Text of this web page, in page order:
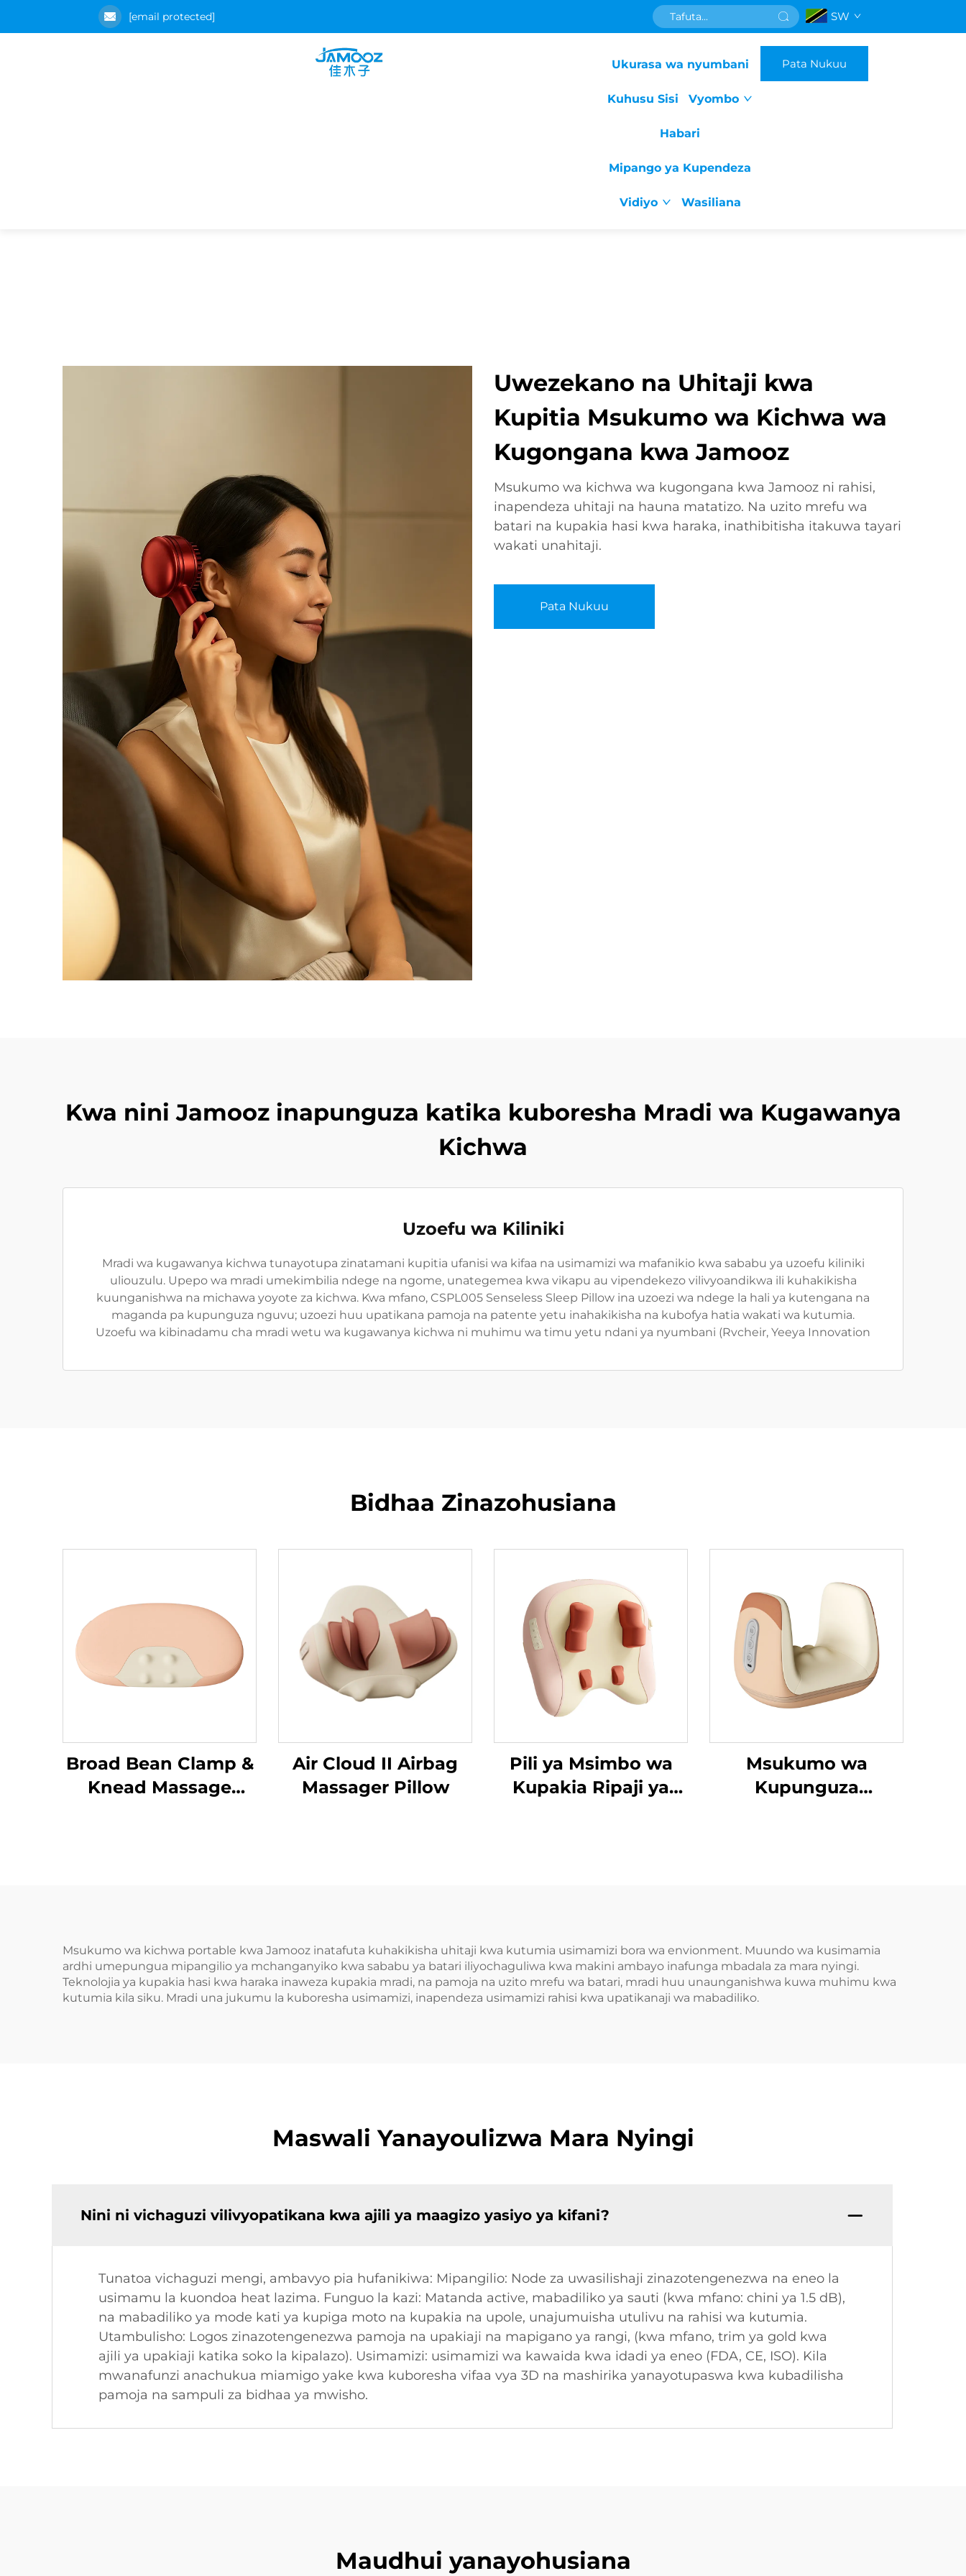
[email protected] SW
Ukurasa wa nyumbani
Kuhusu Sisi Vyombo
Habari
Mipango ya Kupendeza
Vidiyo Wasiliana
Pata Nukuu
Uwezekano na Uhitaji kwa
Kupitia Msukumo wa Kichwa wa
Kugongana kwa Jamooz
Msukumo wa kichwa wa kugongana kwa Jamooz ni rahisi,
inapendeza uhitaji na hauna matatizo. Na uzito mrefu wa
batari na kupakia hasi kwa haraka, inathibitisha itakuwa tayari
wakati unahitaji.
Pata Nukuu
Kwa nini Jamooz inapunguza katika kuboresha Mradi wa Kugawanya
Kichwa
Uzoefu wa Kiliniki
Mradi wa kugawanya kichwa tunayotupa zinatamani kupitia ufanisi wa kifaa na usimamizi wa mafanikio kwa sababu ya uzoefu kiliniki
uliouzulu. Upepo wa mradi umekimbilia ndege na ngome, unategemea kwa vikapu au vipendekezo vilivyoandikwa ili kuhakikisha
kuunganishwa na michawa yoyote za kichwa. Kwa mfano, CSPL005 Senseless Sleep Pillow ina uzoezi wa ndege la hali ya kutengana na
maganda pa kupunguza nguvu; uzoezi huu upatikana pamoja na patente yetu inahakikisha na kubofya hatia wakati wa kutumia.
Uzoefu wa kibinadamu cha mradi wetu wa kugawanya kichwa ni muhimu wa timu yetu ndani ya nyumbani (Rvcheir, Yeeya Innovation
Bidhaa Zinazohusiana
Broad Bean Clamp &
Knead Massage
Air Cloud II Airbag
Massager Pillow
Pili ya Msimbo wa
Kupakia Ripaji ya
Msukumo wa
Kupunguza
Msukumo wa kichwa portable kwa Jamooz inatafuta kuhakikisha uhitaji kwa kutumia usimamizi bora wa envionment. Muundo wa kusimamia
ardhi umepungua mipangilio ya mchanganyiko kwa sababu ya batari iliyochaguliwa kwa makini ambayo inafunga mbadala za mara nyingi.
Teknolojia ya kupakia hasi kwa haraka inaweza kupakia mradi, na pamoja na uzito mrefu wa batari, mradi huu unaunganishwa kuwa muhimu kwa
kutumia kila siku. Mradi una jukumu la kuboresha usimamizi, inapendeza usimamizi rahisi kwa upatikanaji wa mabadiliko.
Maswali Yanayoulizwa Mara Nyingi
Nini ni vichaguzi vilivyopatikana kwa ajili ya maagizo yasiyo ya kifani?
Tunatoa vichaguzi mengi, ambavyo pia hufanikiwa: Mipangilio: Node za uwasilishaji zinazotengenezwa na eneo la
usimamu la kuondoa heat lazima. Funguo la kazi: Matanda active, mabadiliko ya sauti (kwa mfano: chini ya 1.5 dB),
na mabadiliko ya mode kati ya kupiga moto na kupakia na upole, unajumuisha utulivu na rahisi wa kutumia.
Utambulisho: Logos zinazotengenezwa pamoja na upakiaji na mapigano ya rangi, (kwa mfano, trim ya gold kwa
ajili ya upakiaji katika soko la kipalazo). Usimamizi: usimamizi wa kawaida kwa idadi ya eneo (FDA, CE, ISO). Kila
mwanafunzi anachukua miamigo yake kwa kuboresha vifaa vya 3D na mashirika yanayotupaswa kwa kubadilisha
pamoja na sampuli za bidhaa ya mwisho.
Maudhui yanayohusiana